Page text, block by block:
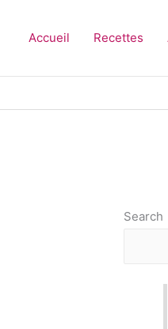
Accueil Recettes
Search